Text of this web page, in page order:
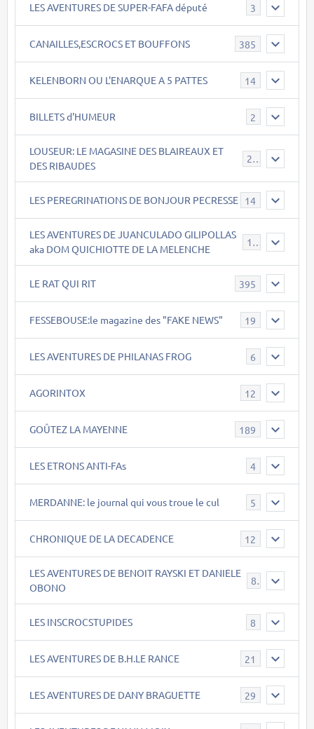
LES AVENTURES DE SUPER-FAFA député 3
CANAILLES,ESCROCS ET BOUFFONS 385
KELENBORN OU L'ENARQUE A 5 PATTES 14
BILLETS d'HUMEUR 2
LOUSEUR: LE MAGASINE DES BLAIREAUX ET
DES RIBAUDES
21
LES PEREGRINATIONS DE BONJOUR PECRESSE 14
LES AVENTURES DE JUANCULADO GILIPOLLAS
aka DOM QUICHIOTTE DE LA MELENCHE
119
LE RAT QUI RIT 395
FESSEBOUSE:le magazine des "FAKE NEWS" 19
LES AVENTURES DE PHILANAS FROG 6
AGORINTOX 12
GOÛTEZ LA MAYENNE 189
LES ETRONS ANTI-FAs 4
MERDANNE: le journal qui vous troue le cul 5
CHRONIQUE DE LA DECADENCE 12
LES AVENTURES DE BENOIT RAYSKI ET DANIELE
OBONO
8
LES INSCROCSTUPIDES 8
LES AVENTURES DE B.H.LE RANCE 21
LES AVENTURES DE DANY BRAGUETTE 29